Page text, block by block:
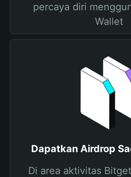
percaya diri
Wallet
Dapatkan Airdrop
Di area aktivitas